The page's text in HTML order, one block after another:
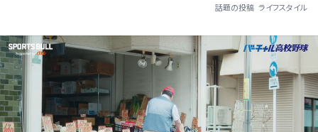
話題の投稿 ライフスタイル